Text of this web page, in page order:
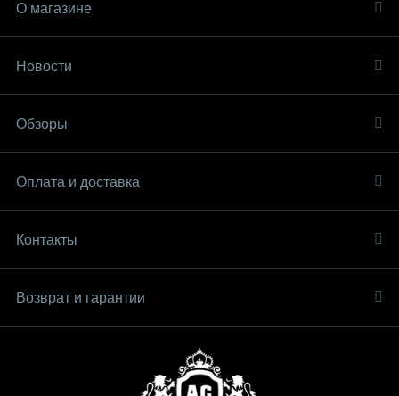
О магазине
Новости
Обзоры
Оплата и доставка
Контакты
Возврат и гарантии